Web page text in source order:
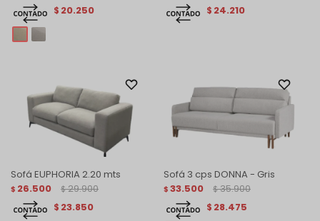
$ 20.250 $ 24.210
Sofá EUPHORIA 2.20 mts
$ 26.500 $ 29.900
$ 23.850
Sofá 3 cps DONNA - Gris
$ 33.500 $ 35.900
$ 28.475